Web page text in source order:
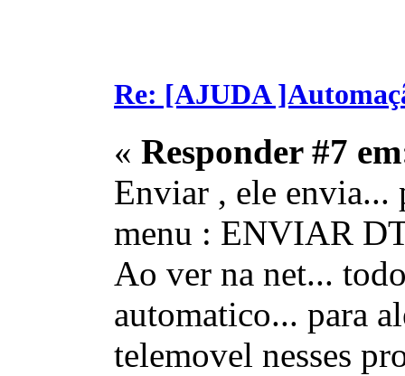
Re: [AJUDA
« Responder #7
Enviar , ele envia...
menu : ENVIAR
Ao ver na net...
automatico... para
telemovel nesses